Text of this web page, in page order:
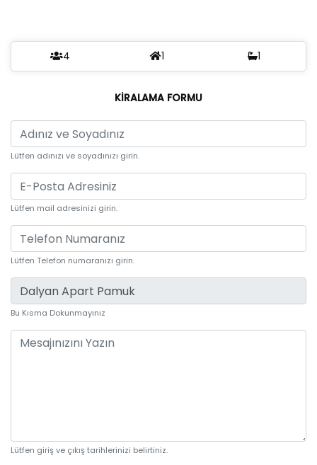
4 1 1
KİRALAMA FORMU
Lütfen adınızı ve soyadınızı girin.
Lütfen mail adresinizi girin.
Lütfen Telefon numaranızı girin.
Bu Kısma Dokunmayınız
Lütfen giriş ve çıkış tarihlerinizi belirtiniz.